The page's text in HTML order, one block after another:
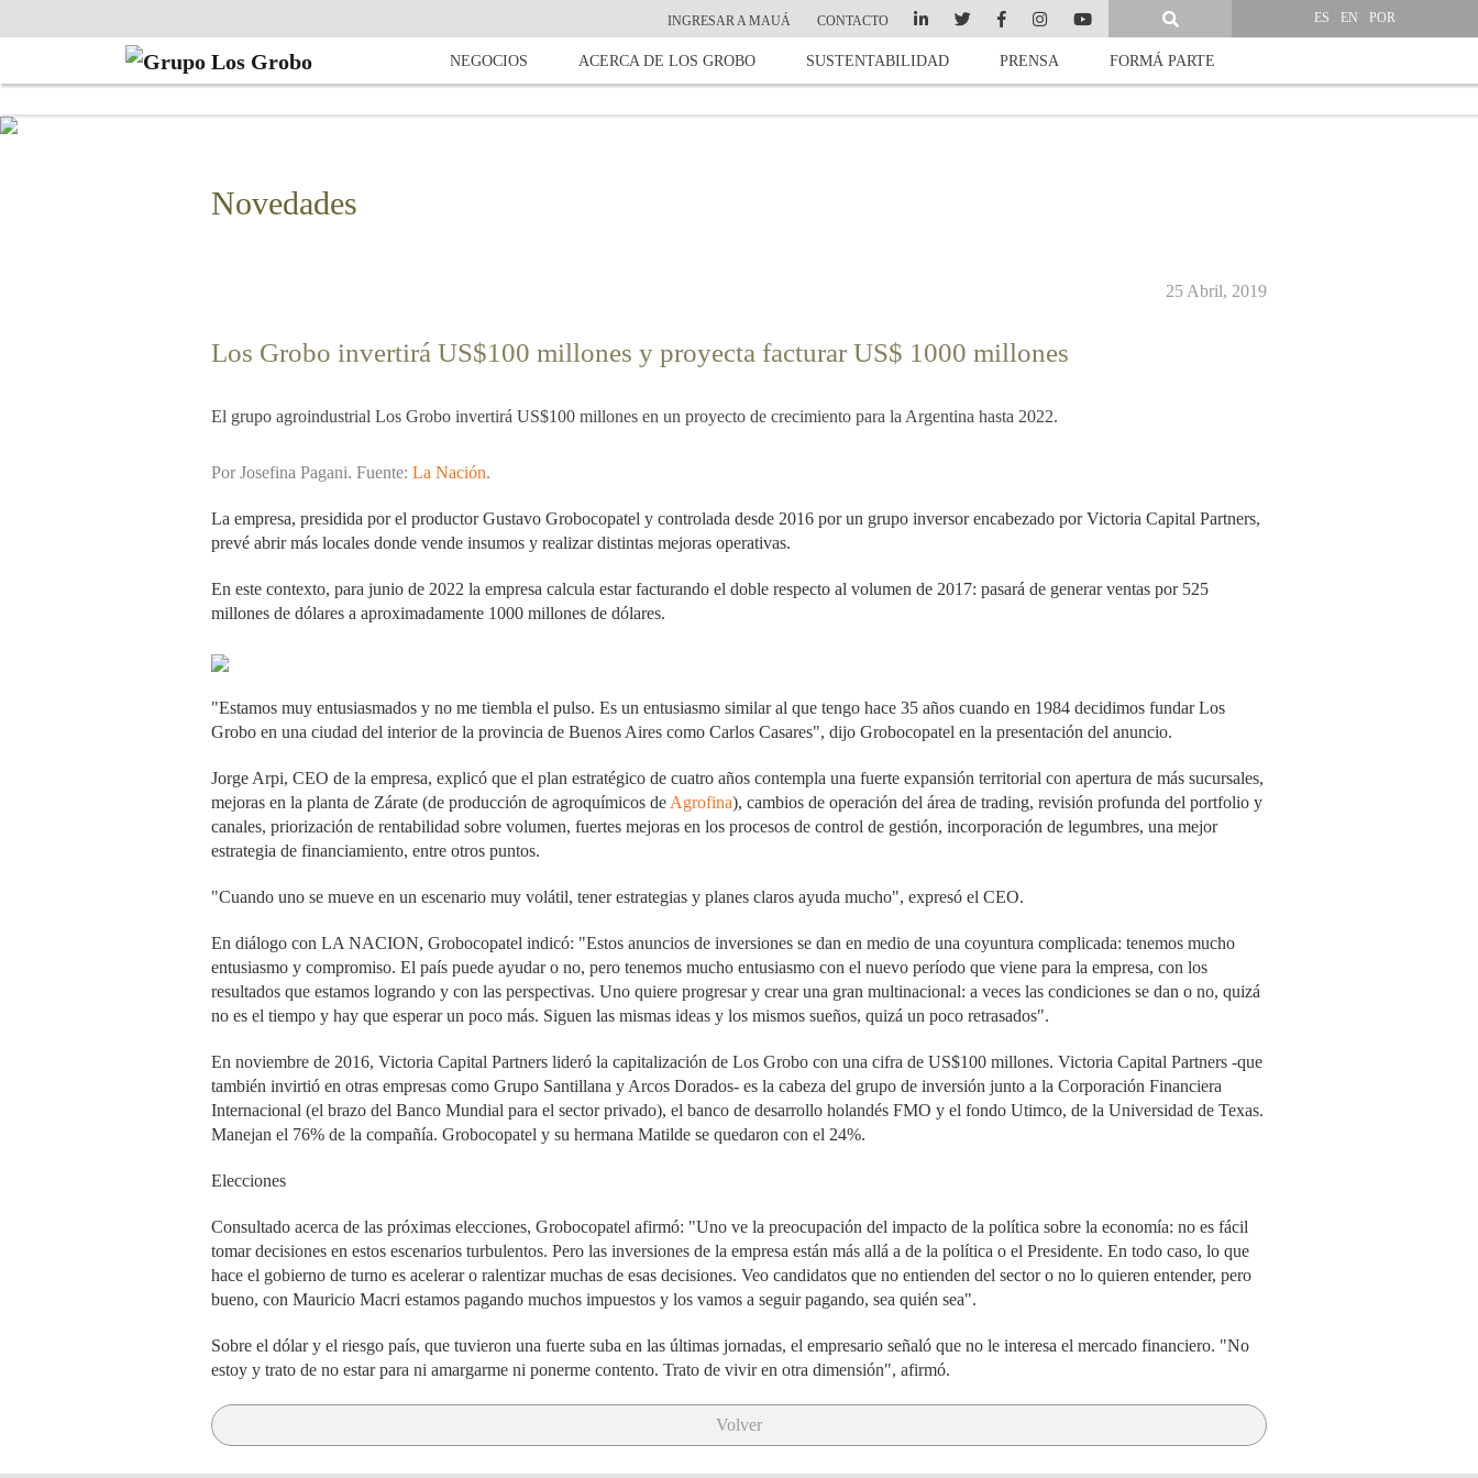
INGRESAR A MAUÁ CONTACTO ES EN POR
NEGOCIOS ACERCA DE LOS GROBO SUSTENTABILIDAD PRENSA FORMÁ PARTE
Novedades
25 Abril, 2019
Los Grobo invertirá US$100 millones y proyecta facturar US$ 1000 millones
El grupo agroindustrial Los Grobo invertirá US$100 millones en un proyecto de crecimiento para la Argentina hasta 2022.
Por Josefina Pagani. Fuente: La Nación.
La empresa, presidida por el productorGustavo Grobocopatel y controlada desde 2016 por un grupo inversor encabezado porVictoria Capital Partners,
prevé abrir más locales donde vende insumos y realizar distintas mejoras operativas.
En este contexto, para junio de 2022 la empresa calcula estar facturando el doble respecto al volumen de 2017: pasará de generar ventas por 525
millones de dólares a aproximadamente 1000 millones de dólares.
"Estamos muy entusiasmados y no me tiembla el pulso. Es un entusiasmo similar al que tengo hace 35 años cuando en 1984 decidimos fundar Los
Grobo en una ciudad del interior de la provincia de Buenos Aires como Carlos Casares", dijo Grobocopatel en la presentación del anuncio.
Jorge Arpi, CEO de la empresa, explicó que el plan estratégico de cuatro años contempla una fuerte expansión territorial con apertura de más sucursales,
mejoras en la planta de Zárate (de producción de agroquímicos de Agrofina), cambios de operación del área de trading, revisión profunda del portfolio y
canales, priorización de rentabilidad sobre volumen, fuertes mejoras en los procesos de control de gestión, incorporación de legumbres, una mejor
estrategia de financiamiento, entre otros puntos.
"Cuando uno se mueve en un escenario muy volátil, tener estrategias y planes claros ayuda mucho", expresó el CEO.
En diálogo con LA NACION, Grobocopatel indicó: "Estos anuncios de inversiones se dan en medio de una coyuntura complicada: tenemos mucho
entusiasmo y compromiso. El país puede ayudar o no, pero tenemos mucho entusiasmo con el nuevo período que viene para la empresa, con los
resultados que estamos logrando y con las perspectivas. Uno quiere progresar y crear una gran multinacional: a veces las condiciones se dan o no, quizá
no es el tiempo y hay que esperar un poco más. Siguen las mismas ideas y los mismos sueños, quizá un poco retrasados".
En noviembre de 2016, Victoria Capital Partners lideró la capitalización de Los Grobo con una cifra de US$100 millones. Victoria Capital Partners -que
también invirtió en otras empresas como Grupo Santillana y Arcos Dorados- es la cabeza del grupo de inversión junto a la Corporación Financiera
Internacional (el brazo del Banco Mundial para el sector privado), el banco de desarrollo holandés FMO y el fondo Utimco, de la Universidad de Texas.
Manejan el 76% de la compañía. Grobocopatel y su hermana Matilde se quedaron con el 24%.
Elecciones
Consultado acerca de las próximas elecciones, Grobocopatel afirmó: "Uno ve la preocupación del impacto de la política sobre la economía: no es fácil
tomar decisiones en estos escenarios turbulentos. Pero las inversiones de la empresa están más allá a de la política o el Presidente. En todo caso, lo que
hace el gobierno de turno es acelerar o ralentizar muchas de esas decisiones. Veo candidatos que no entienden del sector o no lo quieren entender, pero
bueno, con Mauricio Macri estamos pagando muchos impuestos y los vamos a seguir pagando, sea quién sea".
Sobre el dólar y el riesgo país, que tuvieron una fuerte suba en las últimas jornadas, el empresario señaló que no le interesa el mercado financiero. "No
estoy y trato de no estar para ni amargarme ni ponerme contento. Trato de vivir en otra dimensión", afirmó.
Volver